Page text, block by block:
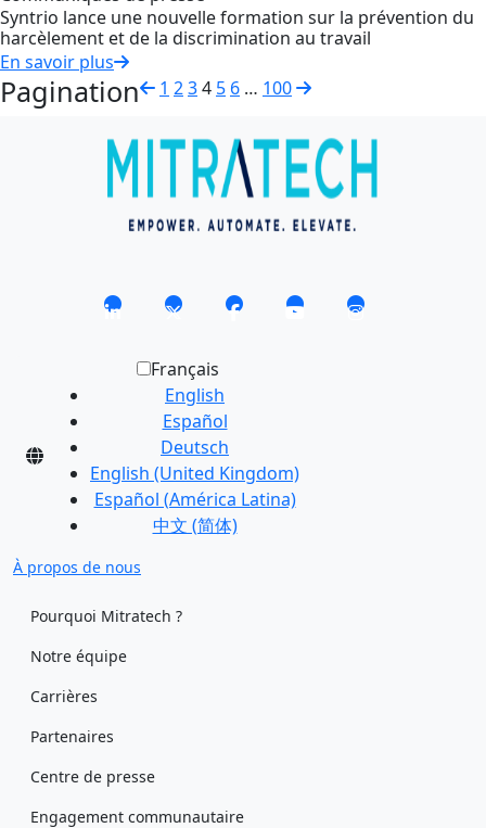
Syntrio lance une nouvelle formation sur la prévention du
harcèlement et de la discrimination au travail
En savoir plus
Pagination 1 234 5 6 … 100
Français
English
Español
Deutsch
English (United Kingdom)
Español (América Latina)
中文 (简体)
À propos de nous
Pourquoi Mitratech ?
Notre équipe
Carrières
Partenaires
Centre de presse
Engagement communautaire